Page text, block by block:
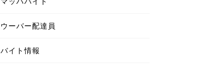
ウーバー配達員
バイト情報